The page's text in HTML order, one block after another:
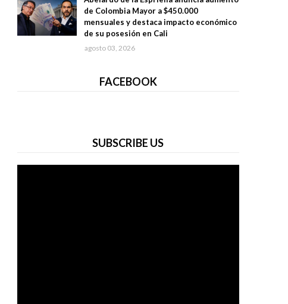
de Colombia Mayor a $450.000
mensuales y destaca impacto económico
de su posesión en Cali
agosto 03, 2026
FACEBOOK
SUBSCRIBE US